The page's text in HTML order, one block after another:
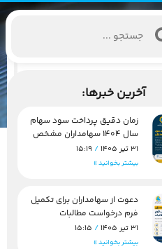
براساس مجوز سازمان توسعه
اساسی کشور تونس بر اهمیت و
برگسترش فعالیت های
، شناسائی ظرفیتهای
آخرین خبرها:
زمان دقیق پرداخت سود سهام
سال 1404 سهامداران مشخص
شد
31 تیر 1405
بیشتر بخوانید »
دعوت از سهامداران برای تکمیل
فرم درخواست مطالبات
31 تیر 1405
بیشتر بخوانید »